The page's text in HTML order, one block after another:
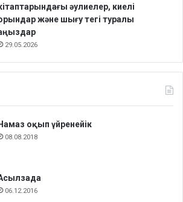
әулиелер, киелі
және шығу тегі туралы
29.05.2026
Намаз оқып үйренейік
08.08.2018
06.12.2016